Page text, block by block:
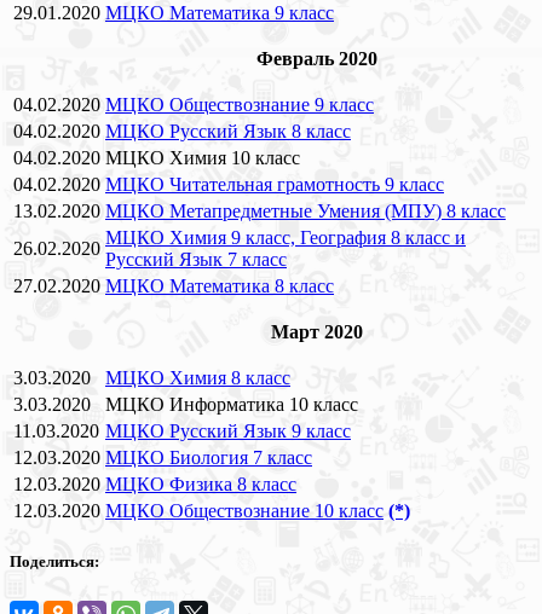
29.01.2020 МЦКО Математика 9 класс
Февраль 2020
04.02.2020 МЦКО Обществознание 9 класс
04.02.2020 МЦКО Русский Язык 8 класс
04.02.2020 МЦКО Химия 10 класс
04.02.2020 МЦКО Читательная грамотность 9 класс
13.02.2020 МЦКО Метапредметные Умения (МПУ) 8 класс
26.02.2020
МЦКО Химия 9 класс, География 8 класс и
Русский Язык 7 класс
27.02.2020 МЦКО Математика 8 класс
Март 2020
3.03.2020
МЦКО Химия 8 класс
3.03.2020
МЦКО Информатика 10 класс
11.03.2020 МЦКО Русский Язык 9 класс
12.03.2020 МЦКО Биология 7 класс
12.03.2020 МЦКО Физика 8 класс
12.03.2020 МЦКО Обществознание 10 класс (*)
Поделиться: